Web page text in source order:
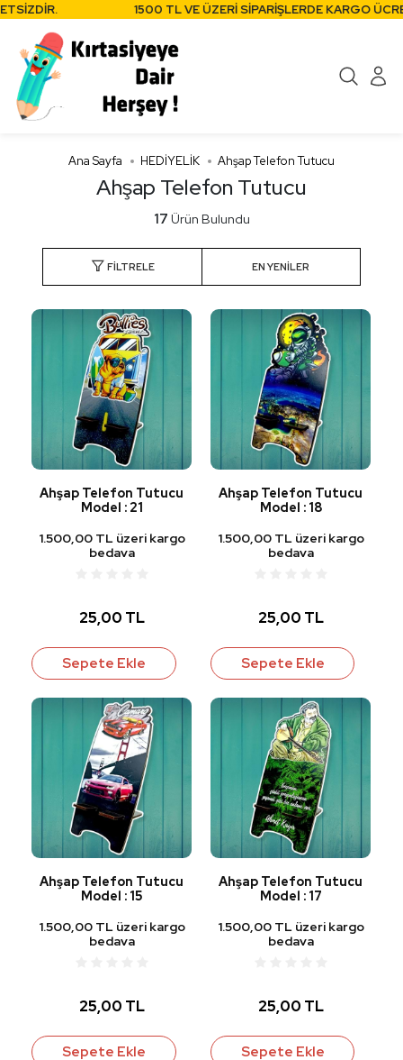
1500 TL VE ÜZERİ SİPARİŞLERDE KARGO
Ana Sayfa HEDİYELİK Ahşap Telefon Tutucu
Ahşap Telefon Tutucu
17 Ürün Bulundu
FILTRELE
Ahşap Telefon Tutucu
Model : 21
1.500,00 TL üzeri kargo
bedava
25,00 TL
Sepete Ekle
Ahşap Telefon Tutucu
Model : 18
1.500,00 TL üzeri kargo
bedava
25,00 TL
Sepete Ekle
Ahşap Telefon Tutucu
Model : 15
1.500,00 TL üzeri kargo
bedava
25,00 TL
Sepete Ekle
Ahşap Telefon Tutucu
Model : 17
1.500,00 TL üzeri kargo
bedava
25,00 TL
Sepete Ekle